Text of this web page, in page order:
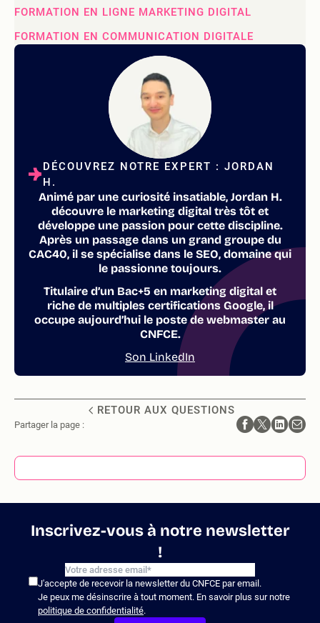
FORMATION EN LIGNE MARKETING DIGITAL
FORMATION EN COMMUNICATION DIGITALE
DÉCOUVREZ NOTRE EXPERT : JORDAN
H.
Animé par une curiosité insatiable, Jordan H.
découvre le marketing digital très tôt et
développe une passion pour cette discipline.
Après un passage dans un grand groupe du
CAC40, il se spécialise dans le SEO, domaine qui
le passionne toujours.
Titulaire d’un Bac+5 en marketing digital et
riche de multiples certifications Google, il
occupe aujourd’hui le poste de webmaster au
CNFCE.
Son LinkedIn
RETOUR AUX QUESTIONS
Partager la page :
Inscrivez-vous à notre newsletter
!
J'accepte de recevoir la newsletter du CNFCE par email.
Je peux me désinscrire à tout moment. En savoir plus sur notre
politique de confidentialité.